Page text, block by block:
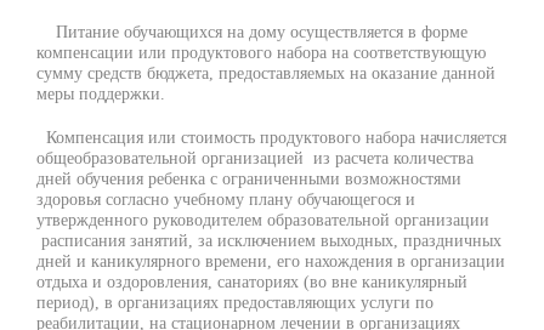
Питание обучающихся на дому осуществляется в форме
компенсации или продуктового набора на соответствующую
сумму средств бюджета, предоставляемых на оказание данной
меры поддержки.
Компенсация или стоимость продуктового набора начисляется
общеобразовательной организацией из расчета количества
дней обучения ребенка с ограниченными возможностями
здоровья согласно учебному плану обучающегося и
утвержденного руководителем образовательной организации
расписания занятий, за исключением выходных, праздничных
дней и каникулярного времени, его нахождения в организации
отдыха и оздоровления, санаториях (во вне каникулярный
период), в организациях предоставляющих услуги по
реабилитации, на стационарном лечении в организациях